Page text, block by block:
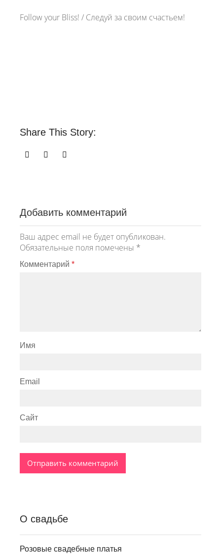
Follow your Bliss! / Следуй за своим счастьем!
Share This Story:
Добавить комментарий
Ваш адрес email не будет опубликован.
Обязательные поля помечены *
Комментарий *
Имя
Email
Сайт
О свадьбе
Розовые свадебные платья